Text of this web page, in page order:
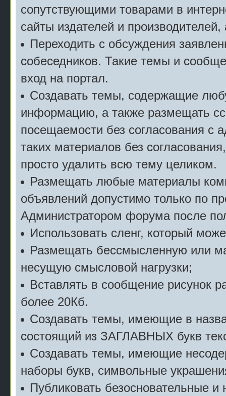
сопутствующими товарами в
сайты издателей и
Переходить с обсуждения
собеседников. Такие темы и
вход на портал.
Создавать темы, содержащие
информацию, а также размещать
посещаемости без согласования с
таких материалов без
просто удалить всю тему целиком.
Размещать любые материалы
объявлений допустимо только по
Администратором форума после
Использовать сленг, который
Размещать бессмысленную или
несущую смысловой нагрузки;
Вставлять в сообщение рисунок
более 20Кб.
Создавать темы, имеющие в
состоящий из ЗАГЛАВНЫХ букв
Создавать темы, имеющие
наборы букв, символьные
Публиковать безосновательные